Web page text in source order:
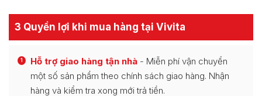
3 Quyền lợi khi mua hàng tại Vivita
1 Hỗ trợ giao hàng tận nhà - Miễn phí vận chuyển
một số sản phẩm theo chính sách giao hàng. Nhận
hàng và kiểm tra xong mới trả tiền.